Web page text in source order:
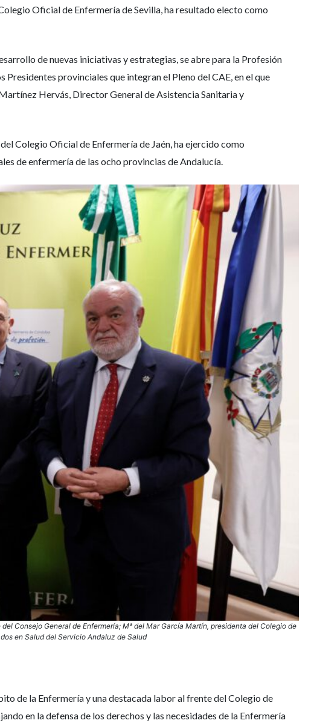
Oficial de Enfermería de Sevilla, ha resultado electo como
de nuevas iniciativas y estrategias, se abre para la Profesión
provinciales que integran el Pleno del CAE, en el que
Hervás, Director General de Asistencia Sanitaria y
Colegio Oficial de Enfermería de Jaén, ha ejercido como
de enfermería de las ocho provincias de Andalucía.
Consejo General de Enfermería; Mª del Mar García Martín, presidenta del Colegio de
en Salud del Servicio Andaluz de Salud
de la Enfermería y una destacada labor al frente del Colegio de
en la defensa de los derechos y las necesidades de la Enfermería